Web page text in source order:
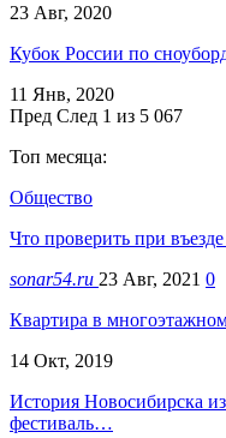
23 Авг, 2020
Кубок России по
11 Янв, 2020
Пред След 1 из 5 067
Топ месяца:
Общество
Что проверить при
sonar54.ru 23 Авг, 2021 0
Квартира в
14 Окт, 2019
История Новосибирска
фестиваль…